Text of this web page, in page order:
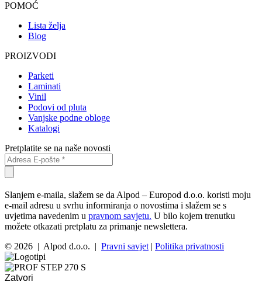
POMOĆ
Lista želja
Blog
PROIZVODI
Parketi
Laminati
Vinil
Podovi od pluta
Vanjske podne obloge
Katalogi
Pretplatite se na naše novosti
Slanjem e-maila, slažem se da Alpod – Europod d.o.o. koristi moju
e-mail adresu u svrhu informiranja o novostima i slažem se s
uvjetima navedenim u pravnom savjetu. U bilo kojem trenutku
možete otkazati pretplatu za primanje newslettera.
© 2026 | Alpod d.o.o. | Pravni savjet | Politika privatnosti
Zatvori